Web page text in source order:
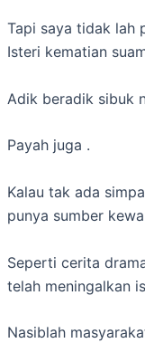
Tapi saya tidak lah
Isteri kematian
Adik beradik sibuk
Payah juga .
Kalau tak ada
punya sumber
Seperti cerita
telah meningalkan
Nasiblah